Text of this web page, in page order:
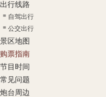
出行线路
自驾出行
公交出行
景区地图
购票指南
节目时间
常见问题
炮台周边